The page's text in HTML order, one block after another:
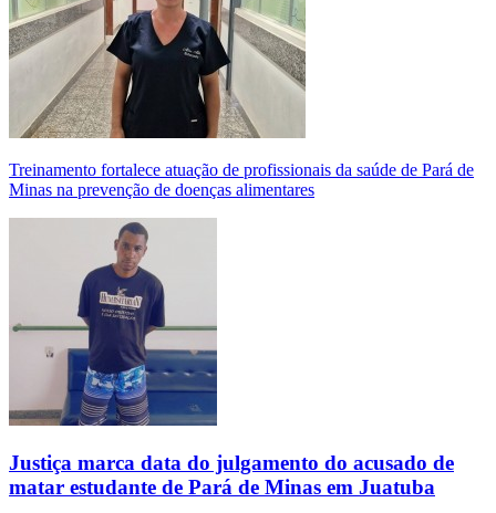
Treinamento fortalece atuação de profissionais da saúde de Pará de
Minas na prevenção de doenças alimentares
Justiça marca data do julgamento do acusado de
matar estudante de Pará de Minas em Juatuba